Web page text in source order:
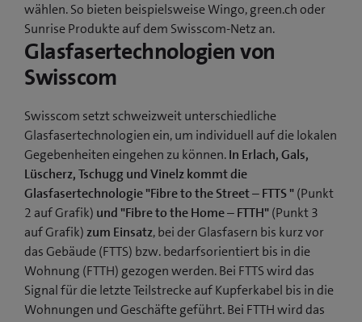
wählen. So bieten beispielsweise Wingo, green.ch oder
Sunrise Produkte auf dem Swisscom-Netz an.
Glasfasertechnologien von
Swisscom
Swisscom setzt schweizweit unterschiedliche
Glasfasertechnologien ein, um individuell auf die lokalen
Gegebenheiten eingehen zu können.In Erlach, Gals,
Lüscherz, Tschugg und Vinelz kommt die
Glasfasertechnologie "Fibre to the Street – FTTS "(Punkt
2 auf Grafik) und "Fibre to the Home – FTTH"(Punkt 3
auf Grafik)zum Einsatz, bei der Glasfasern bis kurz vor
das Gebäude (FTTS) bzw. bedarfsorientiert bis in die
Wohnung (FTTH) gezogen werden. Bei FTTS wird das
Signal für die letzte Teilstrecke auf Kupferkabel bis in die
Wohnungen und Geschäfte geführt. Bei FTTH wird das